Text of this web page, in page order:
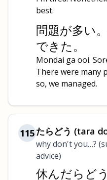
best.
問題が多い
できた。
Mondai ga ooi.
There were many
so, we managed.
115たらどう (tara
why don't you…?
advice)
休んだらど